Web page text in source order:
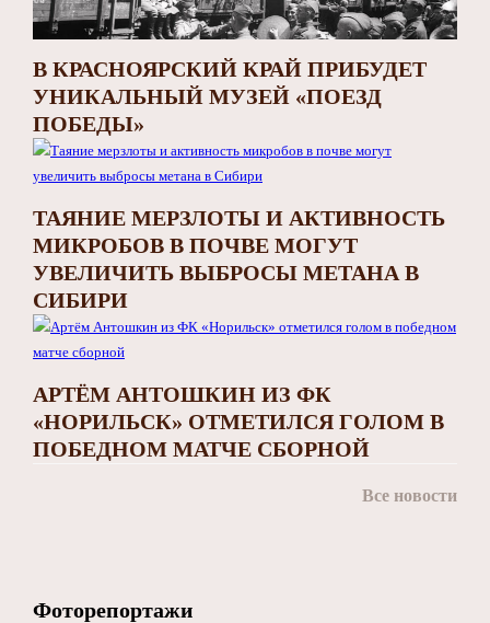
В КРАСНОЯРСКИЙ КРАЙ ПРИБУДЕТ
УНИКАЛЬНЫЙ МУЗЕЙ «ПОЕЗД
ПОБЕДЫ»
ТАЯНИЕ МЕРЗЛОТЫ И АКТИВНОСТЬ
МИКРОБОВ В ПОЧВЕ МОГУТ
УВЕЛИЧИТЬ ВЫБРОСЫ МЕТАНА В
СИБИРИ
АРТЁМ АНТОШКИН ИЗ ФК
«НОРИЛЬСК» ОТМЕТИЛСЯ ГОЛОМ В
ПОБЕДНОМ МАТЧЕ СБОРНОЙ
Все новости
Фоторепортажи